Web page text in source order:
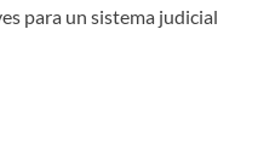
para un sistema judicial